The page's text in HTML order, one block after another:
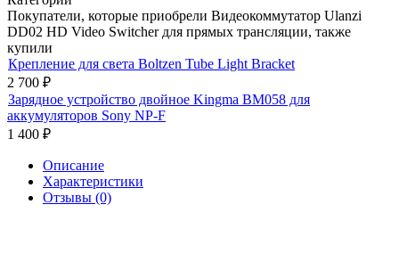
Покупатели, которые приобрели Видеокоммутатор Ulanzi
DD02 HD Video Switcher для прямых трансляции, также
купили
Крепление для света Boltzen Tube Light Bracket
2 700 ₽
Зарядное устройство двойное Kingma BM058 для
аккумуляторов Sony NP-F
1 400 ₽
Описание
Характеристики
Отзывы (0)